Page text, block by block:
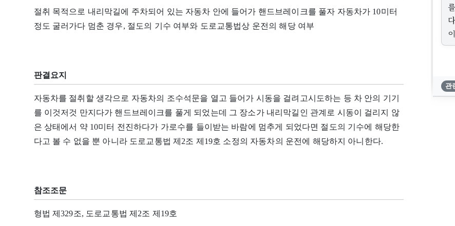
절취 목적으로 내리막길에 주차되어 있는 자동차 안에 들어가 핸드브레이크를 풀자 자동차가 10미터
정도 굴러가다 멈춘 경우, 절도의 기수 여부와 도로교통법상 운전의 해당 여부
판결요지
자동차를 절취할 생각으로 자동차의 조수석문을 열고 들어가 시동을 걸려고시도하는 등 차 안의 기기
를 이것저것 만지다가 핸드브레이크를 풀게 되었는데 그 장소가 내리막길인 관계로 시동이 걸리지 않
은 상태에서 약 10미터 전진하다가 가로수를 들이받는 바람에 멈추게 되었다면 절도의 기수에 해당한
다고 볼 수 없을 뿐 아니라 도로교통법 제2조 제19호 소정의 자동차의 운전에 해당하지 아니한다.
참조조문
형법 제329조, 도로교통법 제2조 제19호
관